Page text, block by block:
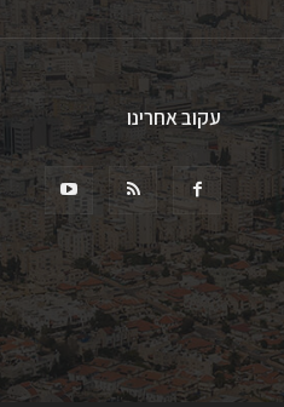
עקוב אחרינו